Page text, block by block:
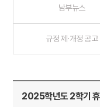
남부뉴스
규정 제·개정 공고
2025학년도 2학기 휴